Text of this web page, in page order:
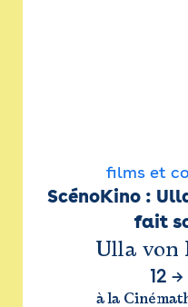
films et
ScénoKino :
fait
Ulla von
12 →
à la